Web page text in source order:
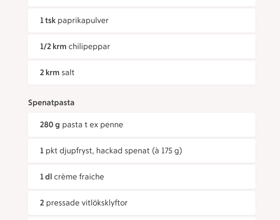
1 tsk paprikapulver
1/2 krm chilipeppar
2 krm salt
Spenatpasta
280 g pasta t ex penne
1 pkt djupfryst, hackad spenat (à 175 g)
1 dl crème fraiche
2 pressade vitlöksklyftor